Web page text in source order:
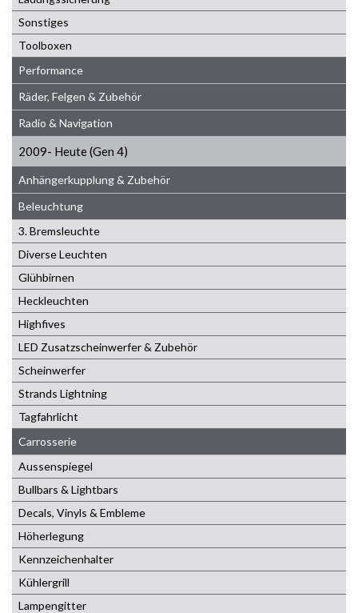
Sonstiges
Toolboxen
Performance
Räder, Felgen & Zubehör
Radio & Navigation
2009- Heute (Gen 4)
Anhängerkupplung & Zubehör
Beleuchtung
3. Bremsleuchte
Diverse Leuchten
Glühbirnen
Heckleuchten
Highfives
LED Zusatzscheinwerfer & Zubehör
Scheinwerfer
Strands Lightning
Tagfahrlicht
Carrosserie
Aussenspiegel
Bullbars & Lightbars
Decals, Vinyls & Embleme
Höherlegung
Kennzeichenhalter
Kühlergrill
Lampengitter